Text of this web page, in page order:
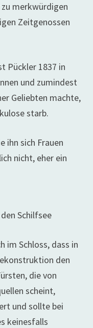
merkwürdigen
Zeitgenossen
Pückler 1837 in
und zumindest
Geliebten machte,
starb.
ihn sich Frauen
nicht, eher ein
Schilfsee
im Schloss, dass in
den
die von
scheint,
und sollte bei
keinesfalls